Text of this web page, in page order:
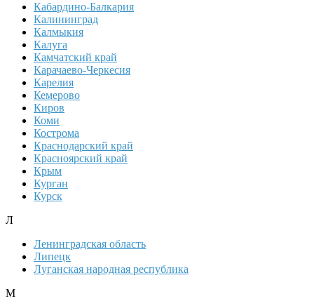
Кабардино-Балкария
Калининград
Калмыкия
Калуга
Камчатский край
Карачаево-Черкесия
Карелия
Кемерово
Киров
Коми
Кострома
Краснодарский край
Красноярский край
Крым
Курган
Курск
Л
Ленинградская область
Липецк
Луганская народная республика
М